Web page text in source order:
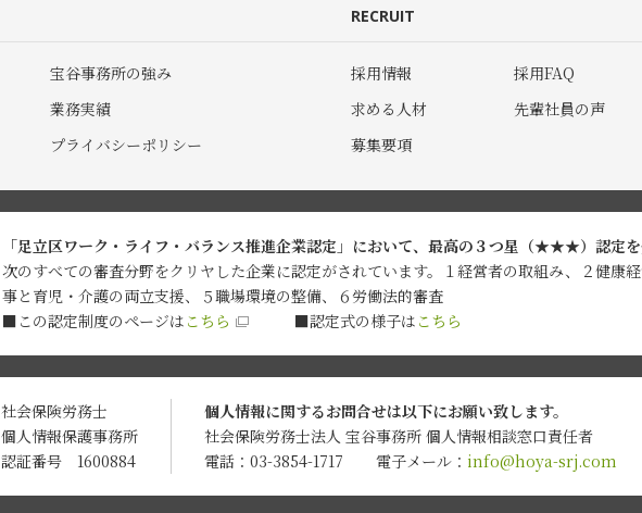
宝谷事務所の強み
業務実績
プライバシーポリシー
RECRUIT
採用情報
求める人材
募集要項
採用FAQ
先輩社員の声
「足立区ワーク・ライフ・バランス推進企業認定」において、最高の３つ星（★★★）認定を
次のすべての審査分野をクリヤした企業に認定がされています。１経営者の取組み、２健康
事と育児・介護の両立支援、５職場環境の整備、６労働法的審査
■この認定制度のページは こちら ■認定式の様子は こちら
社会保険労務士
個人情報保護事務所
認証番号 1600884
個人情報に関するお問合せは以下にお願い致します。
社会保険労務士法人 宝谷事務所 個人情報相談窓口責任者
電話：03-3854-1717
電子メール： info@hoya-srj.com